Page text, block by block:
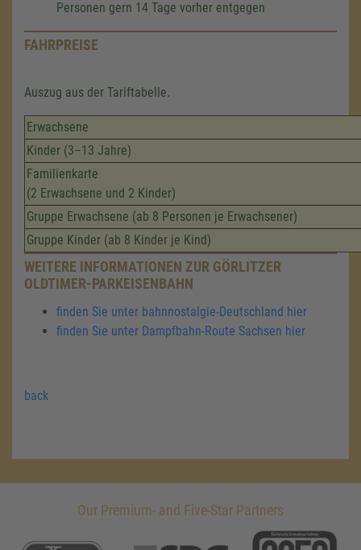
Personen gern 14 Tage vorher entgegen
FAHRPREISE
Auszug aus der Tariftabelle.
Erwachsene
Kinder (3–13 Jahre)
Familienkarte
(2 Erwachsene und 2 Kinder)
Gruppe Erwachsene (ab 8 Personen je Erwachsener)
Gruppe Kinder (ab 8 Kinder je Kind)
WEITERE INFORMATIONEN ZUR GÖRLITZER
OLDTIMER-PARKEISENBAHN
finden Sie unter bahnnostalgie-Deutschland hier
finden Sie unter Dampfbahn-Route Sachsen hier
back
Our Premium- and Five-Star Partners